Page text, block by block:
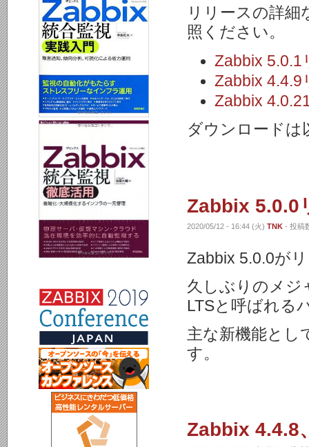
リリースの詳
照ください。
Zabbix 5.0.1
Zabbix 4.4.9
Zabbix
ダウンロードは
Zabbix 5.0.0
2020/05/12 - 16:44 (火) TNK - 投稿
Zabbix 5.0.0が
久しぶりのメジ
LTSと呼ばれる
主な新機能とし
す。
Zabbix 4.4.8